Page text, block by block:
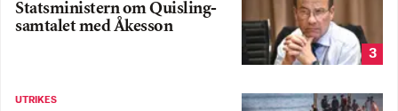
Statsministern om Quisling-
samtalet med Åkesson
3
UTRIKES